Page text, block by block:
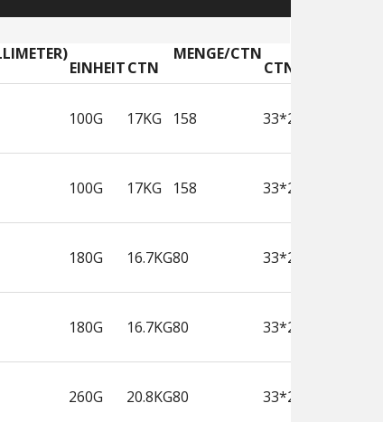
EINHEITCTN
MENGE/CTN
TN(CM)
100G 17KG 158 33*23.5*29.5
100G 17KG 158 33*23.5*29.5
180G 16.7KG80 33*23.5*29.5
180G 16.7KG80 33*23.5*29.5
260G 20.8KG80 33*23.5*29.5